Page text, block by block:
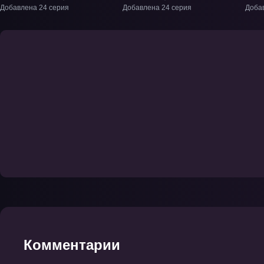
Добавлена 24 серия
еженедельник боевых
Добавлена 24 серия
Комментарии